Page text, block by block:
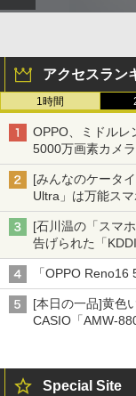
アクセスラン
1時間
OPPO、ミドル
5000万画素カメ
[みんなのケータ
Ultra」は万能ス
[石川温の「スマ
告げられた「
穴と楽天モバイル
「OPPO
[本日の一品]黄色
CASIO「AMW-
Special Site